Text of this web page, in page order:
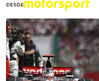
DESDE